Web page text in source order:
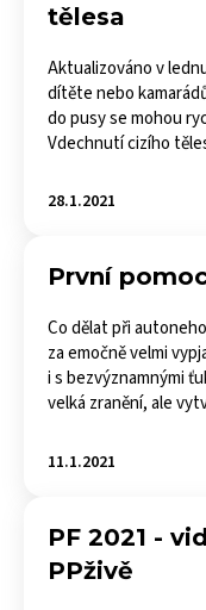
tělesa
Aktualizováno v
dítěte nebo
do pusy se mohou
Vdechnutí cizího
28.1.2021
První
Co dělat při
za emočně velmi
i s bezvýznamnými
velká zranění, ale
11.1.2021
PF 2021 -
PPživě